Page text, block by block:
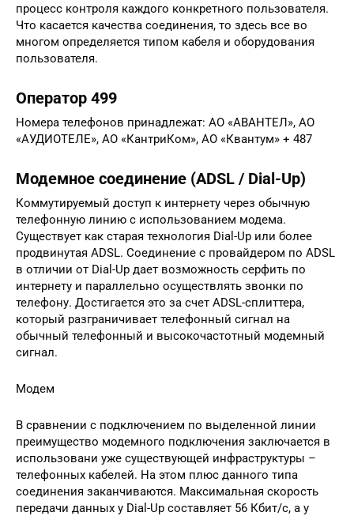
процесс контроля каждого конкретного пользователя.
Что касается качества соединения, то здесь все во
многом определяется типом кабеля и оборудования
пользователя.
Оператор 499
Номера телефонов принадлежат: АО «АВАНТЕЛ», АО
«АУДИОТЕЛЕ», АО «КантриКом», АО «Квантум» + 487
Модемное соединение (ADSL / Dial-Up)
Коммутируемый доступ к интернету через обычную
телефонную линию с использованием модема.
Существует как старая технология Dial-Up или более
продвинутая ADSL. Соединение с провайдером по ADSL
в отличии от Dial-Up дает возможность серфить по
интернету и параллельно осуществлять звонки по
телефону. Достигается это за счет ADSL-сплиттера,
который разграничивает телефонный сигнал на
обычный телефонный и высокочастотный модемный
сигнал.
Модем
В сравнении с подключением по выделенной линии
преимущество модемного подключения заключается в
использовани уже существующей инфраструктуры –
телефонных кабелей. На этом плюс данного типа
соединения заканчиваются. Максимальная скорость
передачи данных у Dial-Up составляет 56 Кбит/с, а у